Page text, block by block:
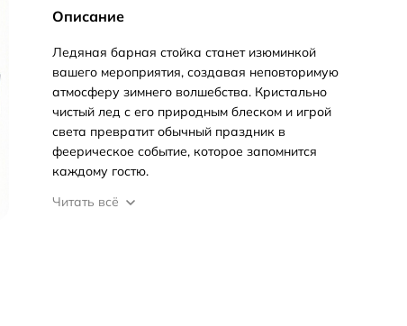
Описание
Ледяная барная стойка станет изюминкой
вашего мероприятия, создавая неповторимую
атмосферу зимнего волшебства. Кристально
чистый лед с его природным блеском и игрой
света превратит обычный праздник в
феерическое событие, которое запомнится
каждому гостю.
Читать всё